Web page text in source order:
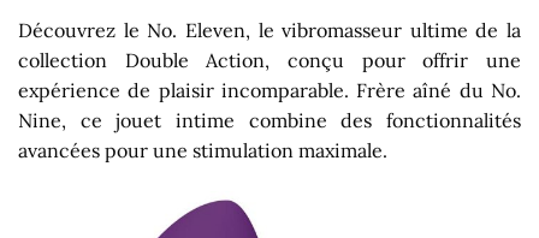
Découvrez le No. Eleven, le vibromasseur ultime de la
collection Double Action, conçu pour offrir une
expérience de plaisir incomparable. Frère aîné du No.
Nine, ce jouet intime combine des fonctionnalités
avancées pour une stimulation maximale.